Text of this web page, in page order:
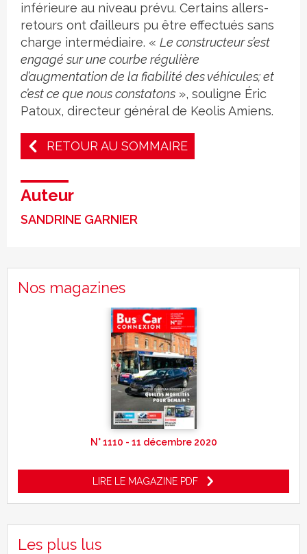
inférieure au niveau prévu. Certains allers-
retours ont d’ailleurs pu être effectués sans
charge intermédiaire. « Le constructeur s’est
engagé sur une courbe régulière
d’augmentation de la fiabilité des véhicules; et
c’est ce que nous constatons », souligne Éric
Patoux, directeur général de Keolis Amiens.
RETOUR AU SOMMAIRE
Auteur
SANDRINE GARNIER
Nos magazines
N° 1110 - 11 décembre 2020
LIRE LE MAGAZINE PDF
Les plus lus